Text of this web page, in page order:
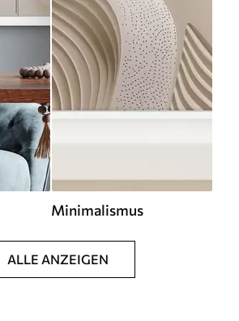
Minimalismus
ALLE ANZEIGEN